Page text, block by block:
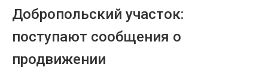
Добропольский участок:
поступают сообщения о
продвижении